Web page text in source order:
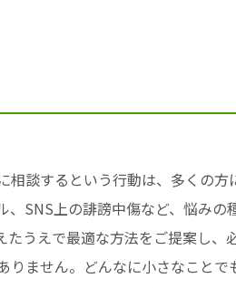
談するという行動は、多くの方
SNS上の誹謗中傷など、悩みの
うえで最適な方法をご提案し、
りません。どんなに小さなことで